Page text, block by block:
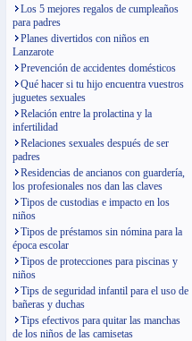
Los 5 mejores regalos de cumpleaños
para padres
Planes divertidos con niños en
Lanzarote
Prevención de accidentes domésticos
Qué hacer si tu hijo encuentra vuestros
juguetes sexuales
Relación entre la prolactina y la
infertilidad
Relaciones sexuales después de ser
padres
Residencias de ancianos con guardería,
los profesionales nos dan las claves
Tipos de custodias e impacto en los
niños
Tipos de préstamos sin nómina para la
época escolar
Tipos de protecciones para piscinas y
niños
Tips de seguridad infantil para el uso de
bañeras y duchas
Tips efectivos para quitar las manchas
de los niños de las camisetas